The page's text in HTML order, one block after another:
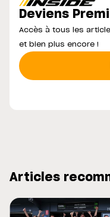
Deviens
Accès à tous les
et bien plus encore !
Articles